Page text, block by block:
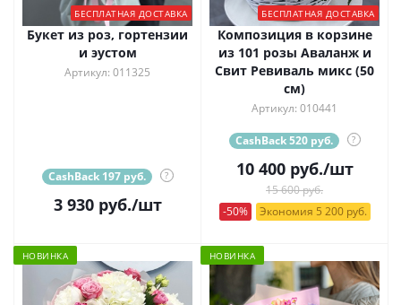
БЕСПЛАТНАЯ ДОСТАВКА
Букет из роз, гортензии
и эустом
Артикул: 011325
CashBack 197 руб. ?
3 930руб./шт
БЕСПЛАТНАЯ ДОСТАВКА
Композиция в корзине
из 101 розы Аваланж и
Свит Ревиваль микс (50
см)
Артикул: 010441
CashBack 520 руб. ?
10 400руб./шт
15 600 руб.
-50%
Экономия 5 200 руб.
НОВИНКА НОВИНКА